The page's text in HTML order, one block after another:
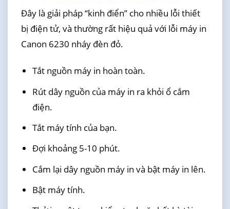
Đây là giải pháp “kinh điển” cho nhiều lỗi thiết
bị điện tử, và thường rất hiệu quả với lỗi máy in
Canon 6230 nháy đèn đỏ.
Tắt nguồn máy in hoàn toàn.
Rút dây nguồn của máy in ra khỏi ổ cắm
điện.
Tắt máy tính của bạn.
Đợi khoảng 5-10 phút.
Cắm lại dây nguồn máy in và bật máy in lên.
Bật máy tính.